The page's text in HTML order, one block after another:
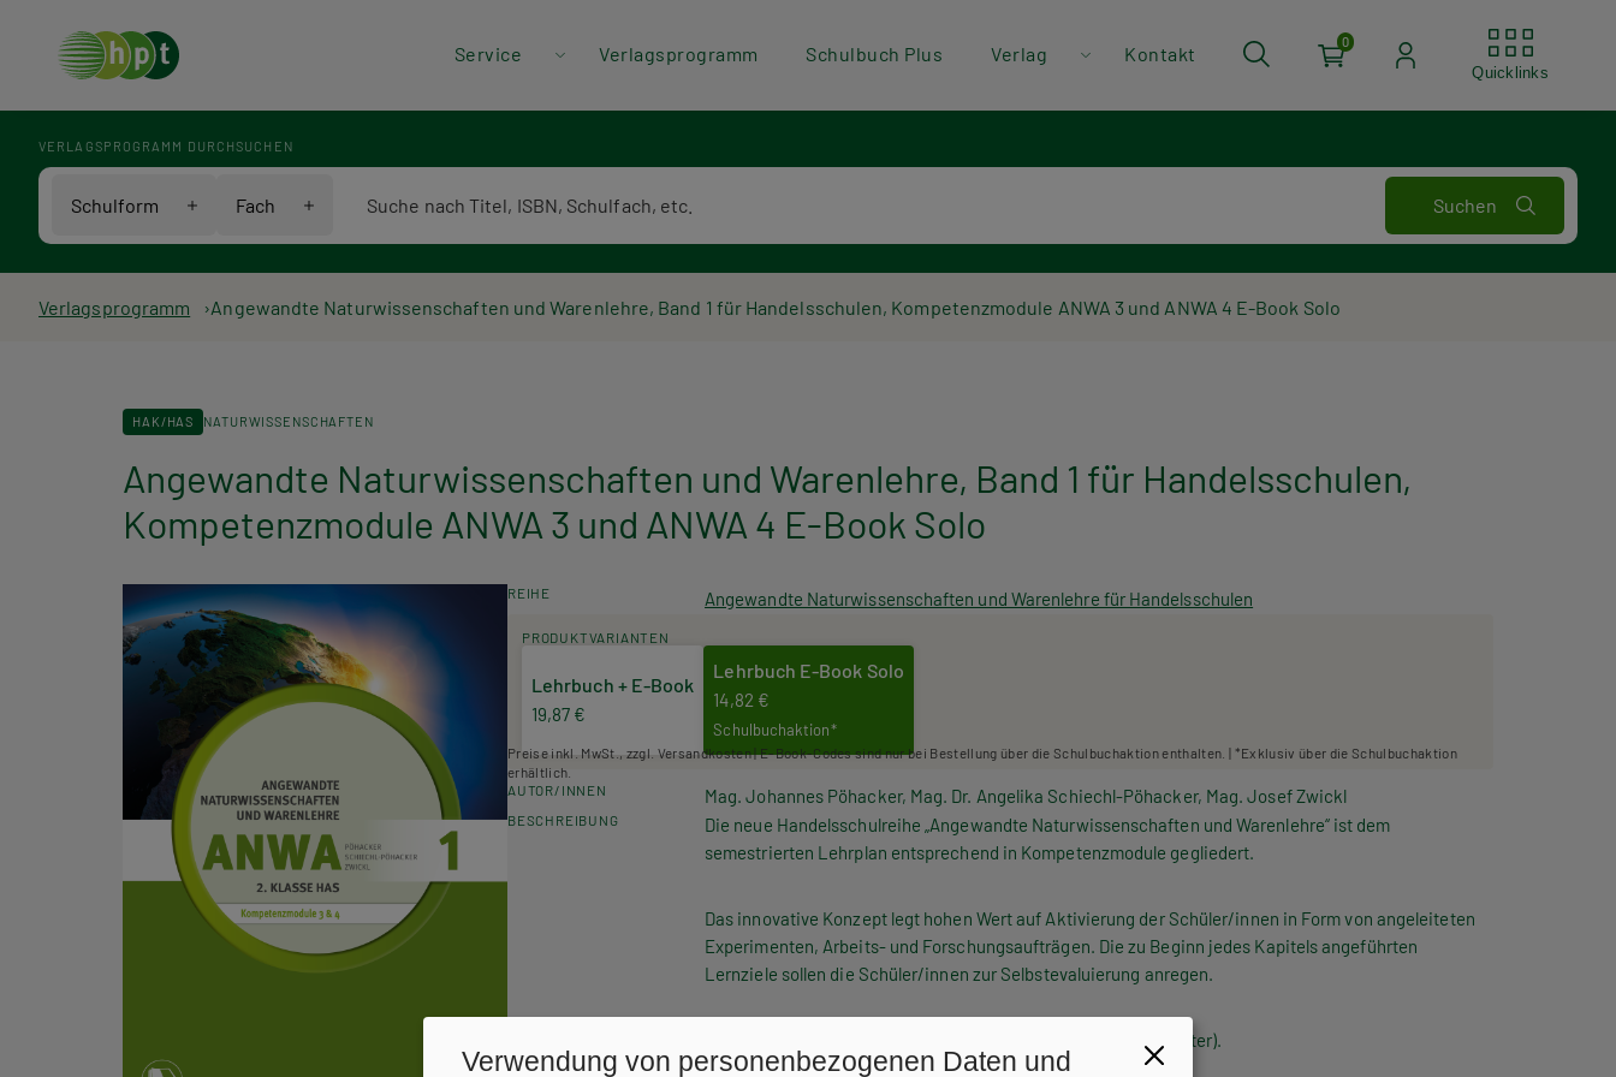
Header
Menü
Service Verlagsprogramm Schulbuch Plus Verlag Kontakt
0
Quicklinks
VERLAGSPROGRAMM DURCHSUCHEN
Schulform Fach
Pfadnavigation
Verlagsprogramm Angewandte Naturwissenschaften und Warenlehre, Band 1 für Handelsschulen, Kompetenzmodule ANWA 3 und ANWA 4 E-Book Solo
HAK/HAS NATURWISSENSCHAFTEN
Angewandte Naturwissenschaften und Warenlehre, Band 1 für Handelsschulen,
Kompetenzmodule ANWA 3 und ANWA 4 E-Book Solo
REIHE Angewandte Naturwissenschaften und Warenlehre für Handelsschulen
PRODUKTVARIANTEN
Lehrbuch + E-Book
19,87 €
Lehrbuch E-Book Solo
14,82 €
Schulbuchaktion*
Preise inkl. MwSt., zzgl. Versandkosten | E-Book-Codes sind nur bei Bestellung über die Schulbuchaktion enthalten. | *Exklusiv über die Schulbuchaktion
erhältlich.
AUTOR/INNEN
Mag. Johannes Pöhacker, Mag. Dr. Angelika Schiechl-Pöhacker, Mag. Josef Zwickl
BESCHREIBUNG
Die neue Handelsschulreihe „Angewandte Naturwissenschaften und Warenlehre“ ist dem
semestrierten Lehrplan entsprechend in Kompetenzmodule gegliedert.
Das innovative Konzept legt hohen Wert auf Aktivierung der Schüler/innen in Form von angeleiteten
Experimenten, Arbeits- und Forschungsaufträgen. Die zu Beginn jedes Kapitels angeführten
Lernziele sollen die Schüler/innen zur Selbstevaluierung anregen.
Band 1 umfasst die Kompetenzmodule 3 und 4 (3. und 4. Semester).
Verwendung von personenbezogenen Daten und